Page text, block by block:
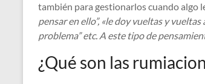
también para gestionarlos cuando algo
pensar en ello”, «le doy vueltas y
problema” etc. A este tipo de
¿Qué son las